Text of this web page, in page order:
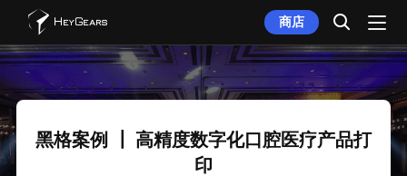
商店
黑格案例 ┃ 高精度数字化口腔医疗产品打
印